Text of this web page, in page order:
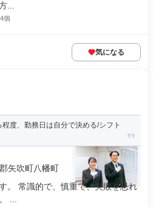
...
個
気になる
度、勤務日は自分で決める/シフト
矢吹町八幡町
。 常識的で、慎重で、失敗を恐れ
...